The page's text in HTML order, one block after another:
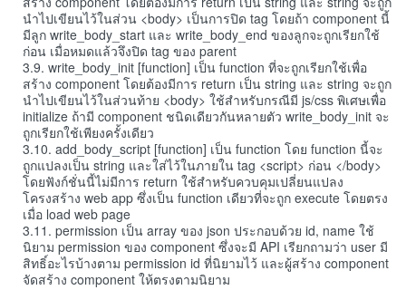
นำไปเขียนไว้ในส่วน <body> เป็นการปิด tag โดยถ้า component นี้
มีลูก write_body_start และ write_body_end ของลูกจะถูกเรียกใช้
ก่อน เมื่อหมดแล้วจึงปิด tag ของ parent
3.9. write_body_init [function] เป็น function ที่จะถูกเรียกใช้เพื่อ
สร้าง component โดยต้องมีการ return เป็น string และ string จะถูก
นำไปเขียนไว้ในส่วนท้าย <body> ใช้สำหรับกรณีมี js/css พิเศษเพื่อ
initialize ถ้ามี component ชนิดเดียวกันหลายตัว write_body_init จะ
ถูกเรียกใช้เพียงครั้งเดียว
3.10. add_body_script [function] เป็น function โดย function นี้จะ
ถูกแปลงเป็น string และใส่ไว้ในภายใน tag <script> ก่อน </body>
โดยฟังก์ชั่นนี้ไม่มีการ return ใช้สำหรับควบคุมเปลี่ยนแปลง
โครงสร้าง web app ซึ่งเป็น function เดียวที่จะถูก execute โดยตรง
เมื่อ load web page
3.11. permission เป็น array ของ json ประกอบด้วย id, name ใช้
นิยาม permission ของ component ซึ่งจะมี API เรียกถามว่า user มี
สิทธิ์อะไรบ้างตาม permission id ที่นิยามไว้ และผู้สร้าง component
จัดสร้าง component ให้ตรงตามนิยาม